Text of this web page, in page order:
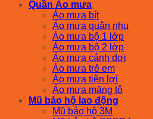
Quần Áo mưa
Áo mưa bít
Áo mưa quân nhu
Áo mưa bộ 1 lớp
Áo mưa bộ 2 lớp
Áo mưa cánh dơi
Áo mưa trẻ em
Áo mưa tiện lợi
Áo mưa măng tô
Mũ bảo hộ lao động
Mũ bảo hộ 3M